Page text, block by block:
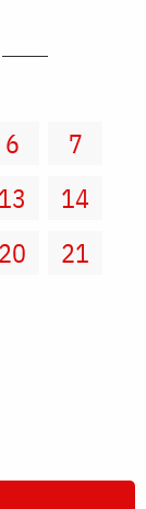
6
7
13
14
20
21